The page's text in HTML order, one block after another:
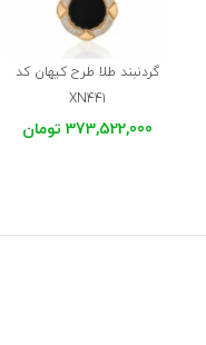
گردنبند طلا طرح کیهان کد
XN441
373,522,000 تومان